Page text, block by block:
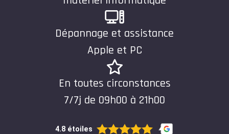
Dépannage et assistance
Apple et PC
En toutes circonstances
7/7j de 09h00 à 21h00
4.8 étoiles